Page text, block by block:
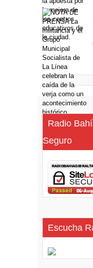
Radio
Seguro
Escucha